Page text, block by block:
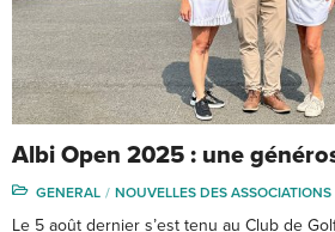
Albi Open 2025 : une
GENERAL NOUVELLES DES ASSOCIATIONS
Le 5 août dernier s’est tenu au Club de